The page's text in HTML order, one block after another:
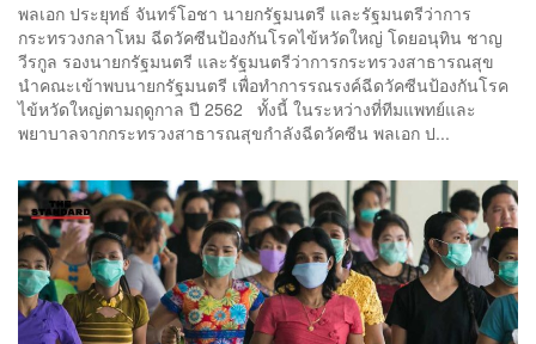
พลเอก ประยุทธ์ จันทร์โอชา นายกรัฐมนตรี และรัฐมนตรีว่าการ
กระทรวงกลาโหม ฉีดวัคซีนป้องกันโรคไข้หวัดใหญ่ โดยอนุทิน ชาญ
วีรกูล รองนายกรัฐมนตรี และรัฐมนตรีว่าการกระทรวงสาธารณสุข
นำคณะเข้าพบนายกรัฐมนตรี เพื่อทำการรณรงค์ฉีดวัคซีนป้องกันโรค
ไข้หวัดใหญ่ตามฤดูกาล ปี 2562 ทั้งนี้ ในระหว่างที่ทีมแพทย์และ
พยาบาลจากกระทรวงสาธารณสุขกำลังฉีดวัคซีน พลเอก ป...